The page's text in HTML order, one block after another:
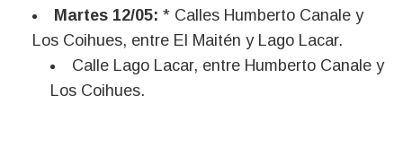
Martes 12/05: * Calles Humberto Canale y
Los Coihues, entre El Maitén y Lago Lacar.
Calle Lago Lacar, entre Humberto Canale y
Los Coihues.